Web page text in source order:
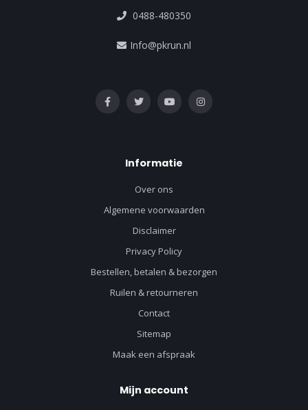
0488-480350
Info@pkrun.nl
Informatie
Over ons
Algemene voorwaarden
Disclaimer
Privacy Policy
Bestellen, betalen & bezorgen
Ruilen & retourneren
Contact
Sitemap
Maak een afspraak
Mijn account